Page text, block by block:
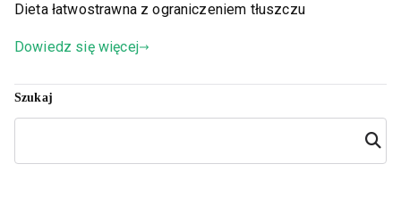
Dieta łatwostrawna z ograniczeniem tłuszczu
Dowiedz się więcej
Szukaj
Szuka
j